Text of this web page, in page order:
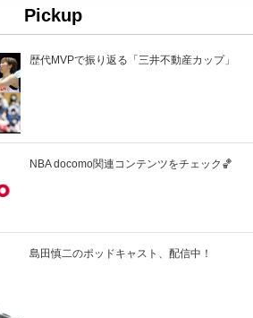
Pickup
歴代MVPで振り返る「三井不動産カップ」
NBA docomo関連コンテンツをチェック🏀
島田慎二のポッドキャスト、配信中！